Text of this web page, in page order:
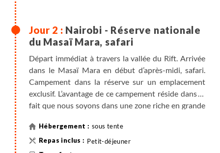
Nairobi - Réserve nationale
du Masaï Mara, safari
Départ immédiat à travers la vallée du Rift. Arrivée
dans le Masaï Mara en début d’après-midi, safari.
Campement dans la réserve sur un emplacement
exclusif. L’avantage de ce campement réside dans le
fait que nous soyons dans une zone riche en grande
majorité des safaris. Cela nous permet de longues
observations sans être dérangés et de parcourir les
sous tente
Petit-déjeuner